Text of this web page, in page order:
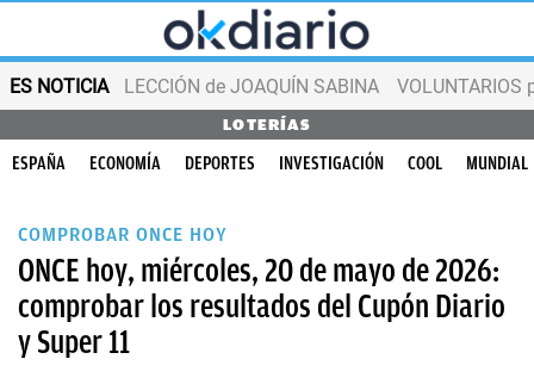
ES NOTICIA LECCIÓN de JOAQUÍN SABINA VOLUNTARIOS
LOTERÍAS
ESPAÑA ECONOMÍA DEPORTES INVESTIGACIÓN COOL MUNDIAL
COMPROBAR ONCE HOY
ONCE hoy, miércoles, 20 de mayo de 2026:
comprobar los resultados del Cupón Diario
y Super 11